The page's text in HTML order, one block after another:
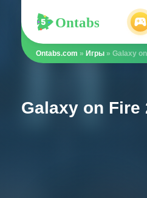
Ontabs
Ontabs.com » Игры » Galaxy
Galaxy on Fire